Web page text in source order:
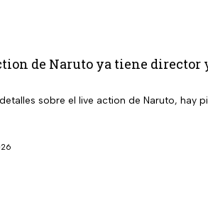
de Naruto ya tiene director
sobre el live action de Naruto, hay